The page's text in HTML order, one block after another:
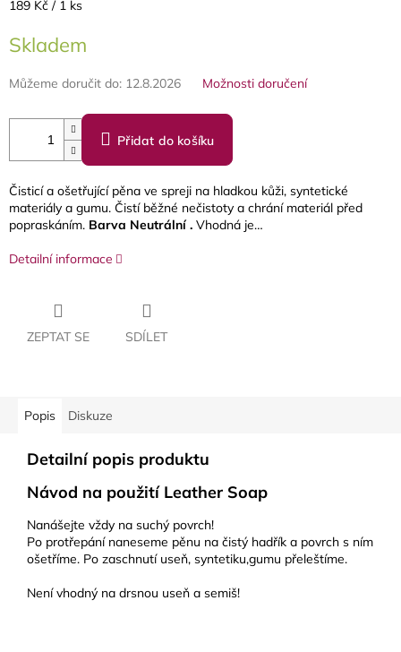
Měrná
189 Kč / 1 ks
Skladem
Můžeme doručit do: 12.8.2026 Možnosti doručení
Přidat do košíku
Čisticí a ošetřující pěna ve spreji na hladkou kůži, syntetické
materiály a gumu. Čistí běžné nečistoty a chrání materiál před
popraskáním. Barva Neutrální . Vhodná je…
Detailní informace
ZEPTAT SE SDÍLET
Popis Diskuze
Detailní popis produktu
Návod na použití Leather Soap
Nanášejte vždy na suchý povrch!
Po protřepání naneseme pěnu na čistý hadřík a povrch s ním
ošetříme. Po zaschnutí useň, syntetiku,gumu přeleštíme.
Není vhodný na drsnou useň a semiš!